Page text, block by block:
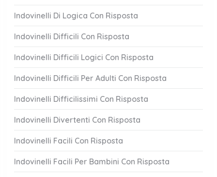
Indovinelli Di Logica Con Risposta
Indovinelli Difficili Con Risposta
Indovinelli Difficili Logici Con Risposta
Indovinelli Difficili Per Adulti Con Risposta
Indovinelli Difficilissimi Con Risposta
Indovinelli Divertenti Con Risposta
Indovinelli Facili Con Risposta
Indovinelli Facili Per Bambini Con Risposta